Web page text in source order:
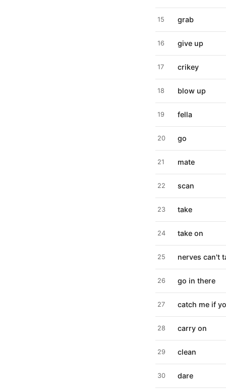
15 grab
16 give up
17 crikey
18 blow up
19 fella
20 go
21 mate
22 scan
23 take
24 take on
25 nerves can't
26 go in there
27 catch me if
28 carry on
29 clean
30 dare